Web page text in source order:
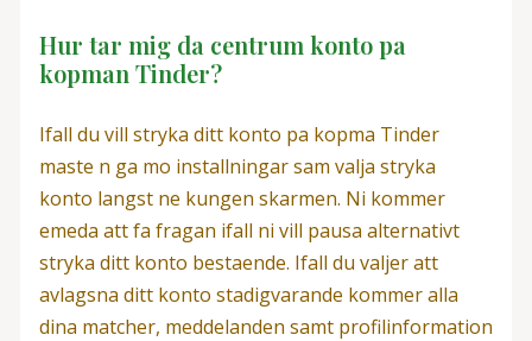
Hur tar mig da centrum konto pa
kopman Tinder?
Ifall du vill stryka ditt konto pa kopma Tinder
maste n ga mo installningar sam valja stryka
konto langst ne kungen skarmen. Ni kommer
emeda att fa fragan ifall ni vill pausa alternativt
stryka ditt konto bestaende. Ifall du valjer att
avlagsna ditt konto stadigvarande kommer alla
dina matcher, meddelanden samt profilinformation